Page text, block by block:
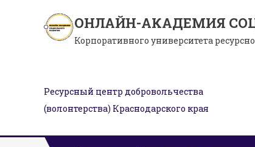
ОНЛАЙН-АКАДЕМИЯ
Корпоративного университета
Ресурсный центр добровольчества
(волонтерства) Краснодарского края